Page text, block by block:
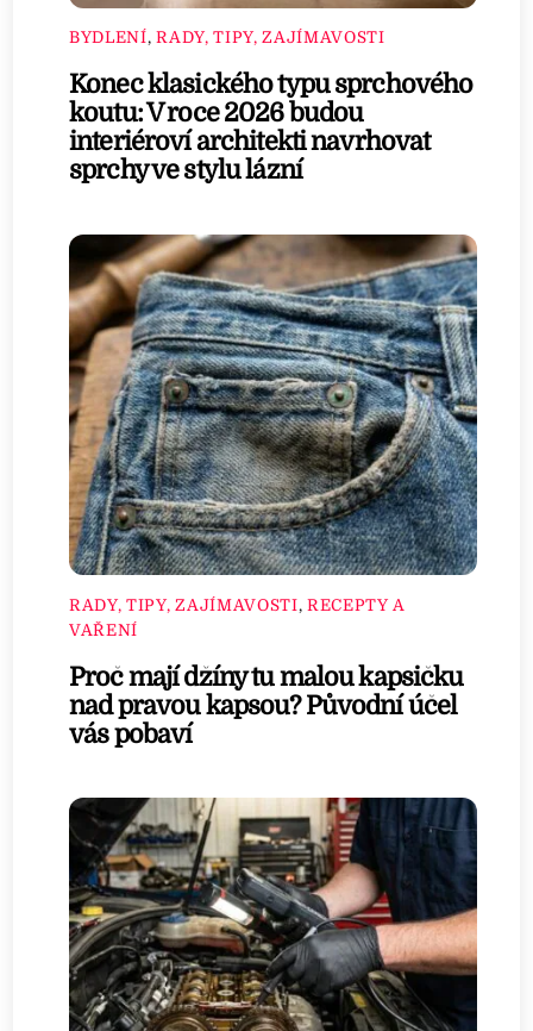
BYDLENÍ,RADY, TIPY, ZAJÍMAVOSTI
Konec klasického typu sprchového
koutu: V roce 2026 budou
interiéroví architekti navrhovat
sprchy ve stylu lázní
RADY, TIPY, ZAJÍMAVOSTI, RECEPTY A
VAŘENÍ
Proč mají džíny tu malou kapsičku
nad pravou kapsou? Původní účel
vás pobaví